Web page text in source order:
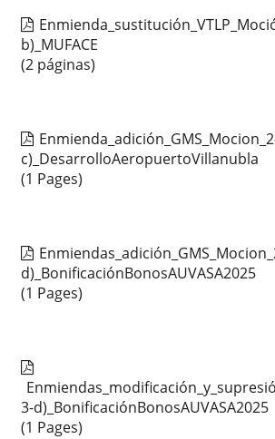
b)_MUFACE
(2 páginas)
c)_DesarrolloAeropuertoVillanubla
(1 Pages)
d)_BonificaciónBonosAUVASA2025
(1 Pages)
3-d)_BonificaciónBonosAUVASA2025
(1 Pages)